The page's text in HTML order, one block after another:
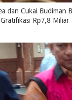
dan Cukai Budiman
Rp7,8 Miliar